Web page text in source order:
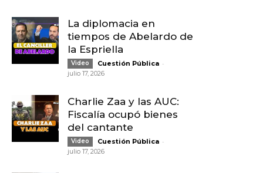
La diplomacia en
tiempos de Abelardo de
la Espriella
Video Cuestión Pública -
julio 17, 2026
Charlie Zaa y las AUC:
Fiscalía ocupó bienes
del cantante
Video Cuestión Pública -
julio 17, 2026